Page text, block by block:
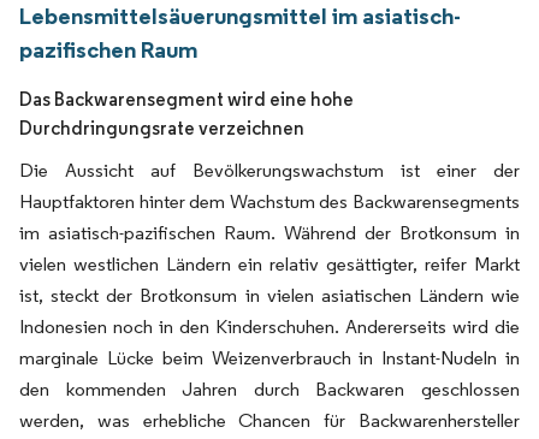
Lebensmittelsäuerungsmittel im asiatisch-
pazifischen Raum
Das Backwarensegment wird eine hohe
Durchdringungsrate verzeichnen
Die Aussicht auf Bevölkerungswachstum ist einer der
Hauptfaktoren hinter dem Wachstum des Backwarensegments
im asiatisch-pazifischen Raum. Während der Brotkonsum in
vielen westlichen Ländern ein relativ gesättigter, reifer Markt
ist, steckt der Brotkonsum in vielen asiatischen Ländern wie
Indonesien noch in den Kinderschuhen. Andererseits wird die
marginale Lücke beim Weizenverbrauch in Instant-Nudeln in
den kommenden Jahren durch Backwaren geschlossen
werden, was erhebliche Chancen für Backwarenhersteller